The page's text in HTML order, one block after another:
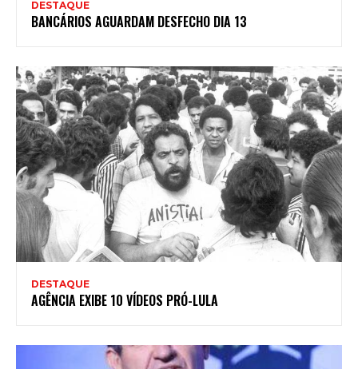
DESTAQUE
BANCÁRIOS AGUARDAM DESFECHO DIA 13
DESTAQUE
AGÊNCIA EXIBE 10 VÍDEOS PRÓ-LULA